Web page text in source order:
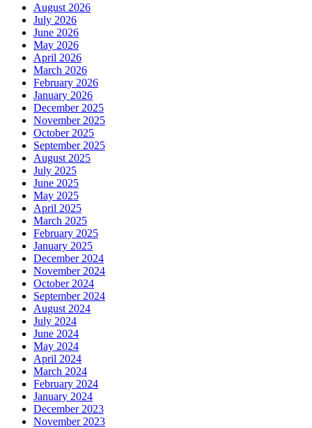
August 2026
July 2026
June 2026
May 2026
April 2026
March 2026
February 2026
January 2026
December 2025
November 2025
October 2025
September 2025
August 2025
July 2025
June 2025
May 2025
April 2025
March 2025
February 2025
January 2025
December 2024
November 2024
October 2024
September 2024
August 2024
July 2024
June 2024
May 2024
April 2024
March 2024
February 2024
January 2024
December 2023
November 2023